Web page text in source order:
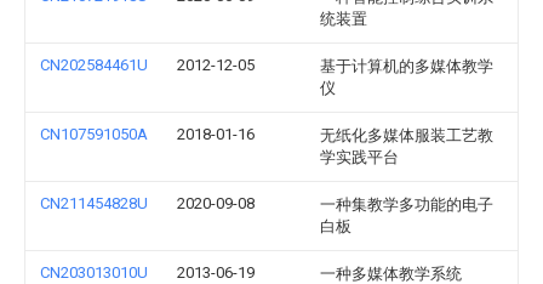
统装置
CN202584461U 2012-12-05
基于计算机的多媒体教学
仪
CN107591050A 2018-01-16
无纸化多媒体服装工艺教
学实践平台
CN211454828U 2020-09-08
一种集教学多功能的电子
白板
CN203013010U 2013-06-19 一种多媒体教学系统